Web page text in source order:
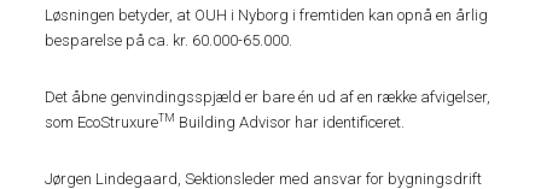
Løsningen betyder, at OUH i Nyborg i fremtiden kan opnå en årlig
besparelse på ca. kr. 60.000-65.000.
Det åbne genvindingsspjæld er bare én ud af en række afvigelser,
som EcoStruxureTM Building Advisor har identificeret.
Jørgen Lindegaard, Sektionsleder med ansvar for bygningsdrift